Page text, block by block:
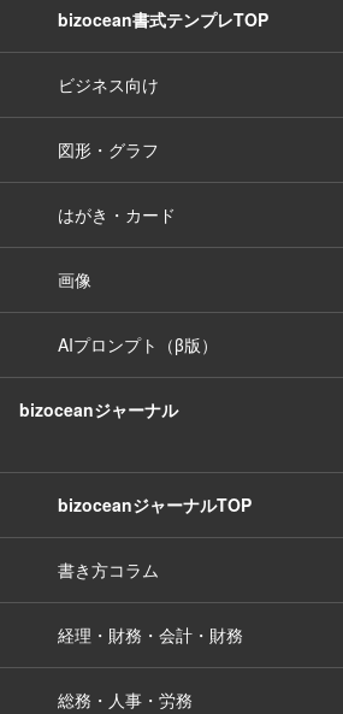
bizocean書式テンプレTOP
ビジネス向け
図形・グラフ
はがき・カード
画像
AIプロンプト（β版）
bizoceanジャーナル
bizoceanジャーナルTOP
書き方コラム
経理・財務・会計・財務
総務・人事・労務